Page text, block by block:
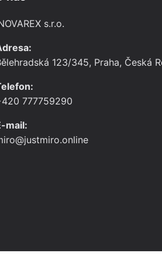
s.r.o.
123/345, Praha, Česká
777759290
mail: